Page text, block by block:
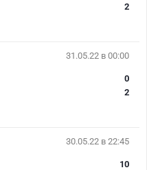
2
31.05.22 в 00:00
0
2
30.05.22 в 22:45
10